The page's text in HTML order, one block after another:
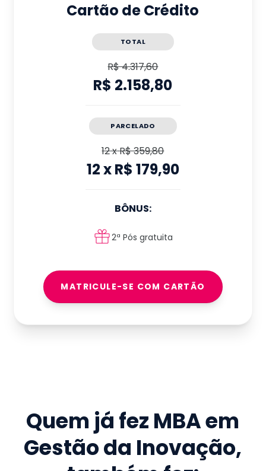
Cartão de Crédito
TOTAL
R$ 4.317,60
R$ 2.158,80
PARCELADO
12xR$ 359,80
12xR$ 179,90
BÔNUS:
2ª Pós gratuita
MATRICULE-SE COM CARTÃO
Quem já fez MBA em
Gestão da Inovação,